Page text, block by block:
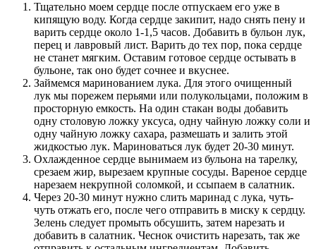
Тщательно моем сердце после отпускаем его уже в
кипящую воду. Когда сердце закипит, надо снять пену и
варить сердце около 1-1,5 часов. Добавить в бульон лук,
перец и лавровый лист. Варить до тех пор, пока сердце
не станет мягким. Оставим готовое сердце остывать в
бульоне, так оно будет сочнее и вкуснее.
Займемся маринованием лука. Для этого очищенный
лук мы порежем перьями или полукольцами, положим в
просторную емкость. На один стакан воды добавить
одну столовую ложку уксуса, одну чайную ложку соли и
одну чайную ложку сахара, размешать и залить этой
жидкостью лук. Мариноваться лук будет 20-30 минут.
Охлажденное сердце вынимаем из бульона на тарелку,
срезаем жир, вырезаем крупные сосуды. Вареное сердце
нарезаем некрупной соломкой, и ссыпаем в салатник.
Через 20-30 минут нужно слить маринад с лука, чуть-
чуть отжать его, после чего отправить в миску к сердцу.
Зелень следует промыть обсушить, затем нарезать и
добавить в салатник. Чеснок очистить нарезать, так же